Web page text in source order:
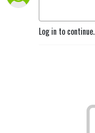
Log in to continue.